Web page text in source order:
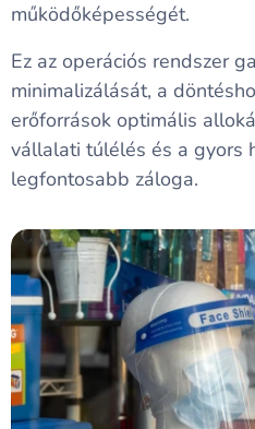
működőképességét.
Ez az operációs rendszer
minimalizálását, a
erőforrások optimális
vállalati túlélés és a gyors
legfontosabb záloga.